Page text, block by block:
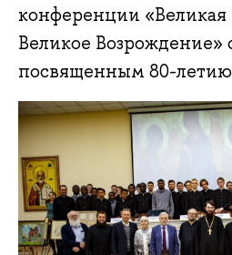
конференции
Великое Возрождение»
посвященным 80-